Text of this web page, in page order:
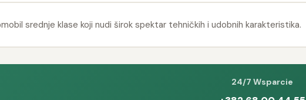
srednje klase koji nudi širok spektar tehničkih i udobnih karakteristika.
24/7 Wsparcie